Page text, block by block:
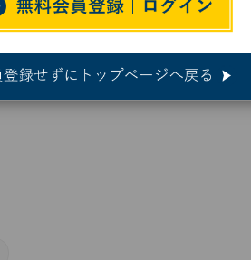
プリに統合
アプリに統合